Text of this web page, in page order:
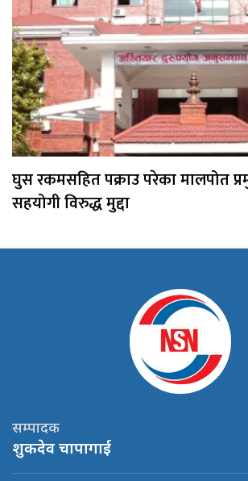
घुस रकमसहित पक्राउ परेका मालपोत
सहयोगी विरुद्ध मुद्दा
सम्पादक
शुकदेव चापागाई